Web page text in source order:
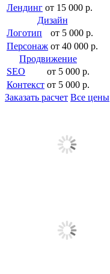
Лендинг от 15 000 р.
Дизайн
Логотип
от 5 000 р.
Персонаж от 40 000 р.
Продвижение
SEO
от 5 000 р.
Контекст от 5 000 р.
Заказать расчет Все цены